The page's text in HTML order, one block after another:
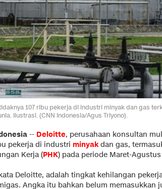
107 ribu pekerja di industri minyak dan gas
Ilustrasi. (CNN Indonesia/Agus Triyono).
-- Deloitte, perusahaan konsultan
pekerja di industri minyakdan gas,
Kerja (PHK) pada periode Maret-
Deloitte, adalah tingkat kehilangan
Angka itu bahkan belum memasukkan